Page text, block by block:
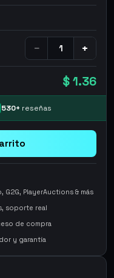
− +
$ 1.36
530+ reseñas
PlayerAuctions & más
soporte real
de compra
y garantía